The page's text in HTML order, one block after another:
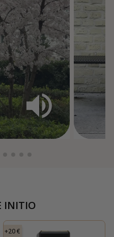
INITIO
+20 €